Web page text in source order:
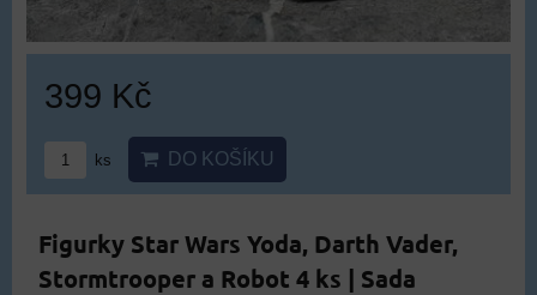
399 Kč
ks DO KOŠÍKU
Figurky Star Wars Yoda, Darth Vader,
Stormtrooper a Robot 4 ks | Sada